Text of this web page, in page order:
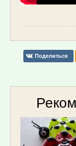
Поделиться